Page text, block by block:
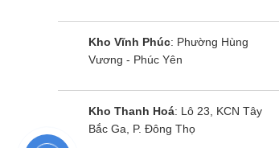
Kho Vĩnh Phúc: Phường Hùng
Vương - Phúc Yên
Kho Thanh Hoá: Lô 23, KCN Tây
Bắc Ga, P. Đông Thọ